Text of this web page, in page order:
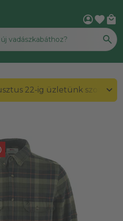
account_circlefavorite local_mall
22-ig üzletünk